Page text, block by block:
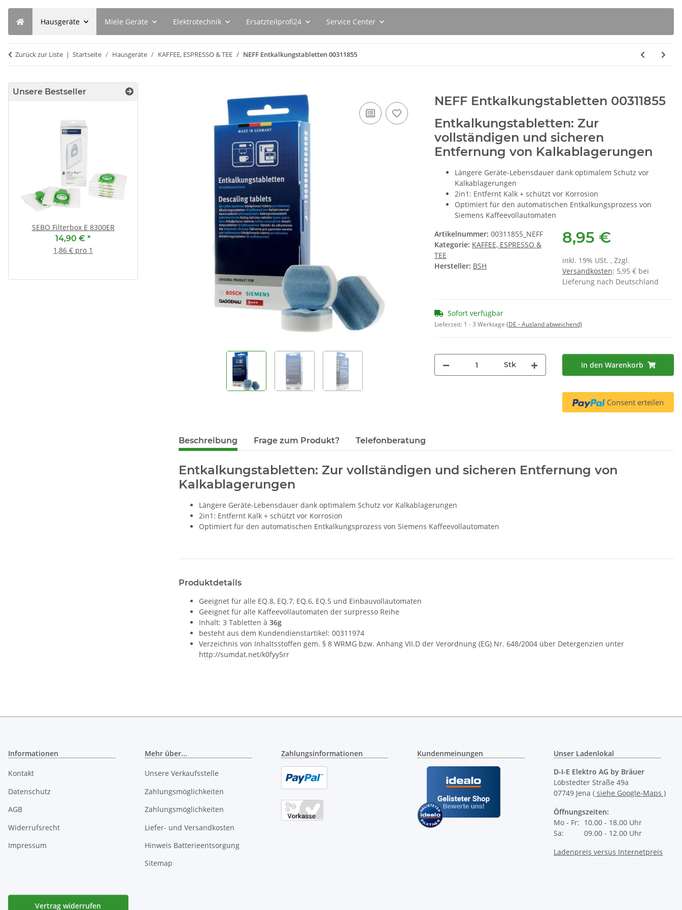
Hausgeräte Miele Geräte Elektrotechnik Ersatzteilprofi24 Service Center
Zurück zur Liste Startseite Hausgeräte KAFFEE, ESPRESSO & TEE NEFF Entkalkungstabletten 00311855
NEFF Entkalkungstabletten 00311855
Entkalkungstabletten: Zur
vollständigen und sicheren
Entfernung von Kalkablagerungen
Längere Geräte-Lebensdauer dank optimalem Schutz vor
Kalkablagerungen
2in1: Entfernt Kalk + schützt vor Korrosion
Optimiert für den automatischen Entkalkungsprozess von
Siemens Kaffeevollautomaten
Artikelnummer: 00311855_NEFF
Kategorie: KAFFEE, ESPRESSO &
TEE
Hersteller: BSH
8,95 €
inkl. 19% USt. , Zzgl.
Versandkosten: 5,95 € bei
Lieferung nach Deutschland
Sofort verfügbar
Lieferzeit: 1 - 3 Werktage (DE - Ausland abweichend)
Stk In den Warenkorb
Consent erteilen
Beschreibung Frage zum Produkt? Telefonberatung
Entkalkungstabletten: Zur vollständigen und sicheren Entfernung von
Kalkablagerungen
Längere Geräte-Lebensdauer dank optimalem Schutz vor Kalkablagerungen
2in1: Entfernt Kalk + schützt vor Korrosion
Optimiert für den automatischen Entkalkungsprozess von Siemens Kaffeevollautomaten
Produktdetails
Geeignet für alle EQ.8, EQ.7, EQ.6, EQ.5 und Einbauvollautomaten
Geeignet für alle Kaffeevollautomaten der surpresso Reihe
Inhalt: 3 Tabletten à 36g
besteht aus dem Kundendienstartikel: 00311974
Verzeichnis von Inhaltsstoffen gem. § 8 WRMG bzw. Anhang VII.D der Verordnung (EG) Nr. 648/2004 über Detergenzien unter
http://sumdat.net/k0fyy5rr
Unsere Bestseller
SEBO Filterbox E 8300ER
14,90 € *
1,86 € pro 1
SEBO Filterbox X 5093ER
SEBO Filterbox K 6629ER
00312478 00312477 ( 4 x 45g )
Ersatz für 00312194
7,95 € *
44,17 € pro 1 kg
Wärmepumpentrockner MIT
PFLEGEPROGRAMM (CP1/CP2)
5,48 € pro 100 ml
Informationen
Kontakt
Datenschutz
AGB
Widerrufsrecht
Impressum
Mehr über...
Unsere Verkaufsstelle
Zahlungsmöglichkeiten
Zahlungsmöglichkeiten
Liefer- und Versandkosten
Hinweis Batterieentsorgung
Sitemap
Zahlungsinformationen Kundenmeinungen
Unser Ladenlokal
D-I-E Elektro AG by Bräuer
Löbstedter Straße 49a
07749 Jena( siehe Google-Maps )
Öffnungszeiten:
Mo - Fr: 10.00 - 18.00 Uhr
Sa:
09.00 - 12.00 Uhr
Ladenpreis versus Internetpreis
Vertrag widerrufen